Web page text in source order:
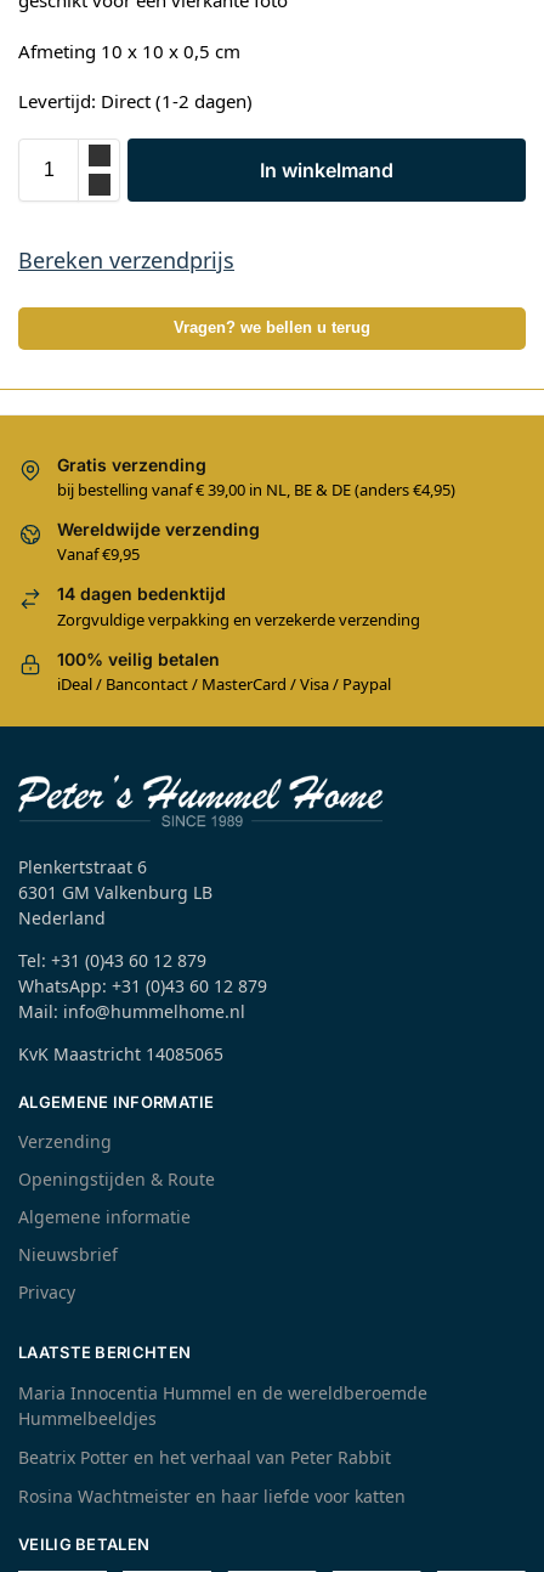
Afmeting 10 x 10 x 0,5 cm
Levertijd: Direct (1-2 dagen)
In winkelmand
Bereken verzendprijs
Vragen? we bellen u terug
Gratis verzending
bij bestelling vanaf € 39,00 in NL, BE & DE (anders €4,95)
Wereldwijde verzending
Vanaf €9,95
14 dagen bedenktijd
Zorgvuldige verpakking en verzekerde verzending
100% veilig betalen
iDeal / Bancontact / MasterCard / Visa / Paypal
Plenkertstraat 6
6301 GM Valkenburg LB
Nederland
Tel: +31 (0)43 60 12 879
WhatsApp: +31 (0)43 60 12 879
Mail: info@hummelhome.nl
KvK Maastricht 14085065
ALGEMENE INFORMATIE
Verzending
Openingstijden & Route
Algemene informatie
Nieuwsbrief
Privacy
LAATSTE BERICHTEN
Maria Innocentia Hummel en de wereldberoemde
Hummelbeeldjes
Beatrix Potter en het verhaal van Peter Rabbit
Rosina Wachtmeister en haar liefde voor katten
VEILIG BETALEN